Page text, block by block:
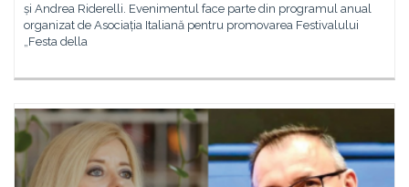
și Andrea Riderelli. Evenimentul face parte din programul anual
organizat de Asociația Italiană pentru promovarea Festivalului
„Festa della